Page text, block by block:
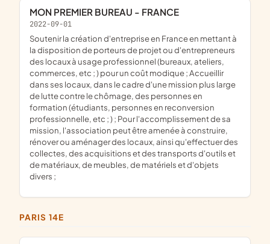
MON PREMIER BUREAU - FRANCE
2022-09-01
soutenir la création d'entreprise en France en mettant à
la disposition de porteurs de projet ou d'entrepreneurs
des locaux à usage professionnel (bureaux, ateliers,
commerces, etc ; ) pour un coût modique ; Accueillir
dans ses locaux, dans le cadre d'une mission plus large
de lutte contre le chômage, des personnes en
formation (étudiants, personnes en reconversion
professionnelle, etc ; ) ; Pour l'accomplissement de sa
mission, l'association peut être amenée à construire,
rénover ou aménager des locaux, ainsi qu'effectuer des
collectes, des acquisitions et des transports d'outils et
de matériaux, de meubles, de matériels et d'objets
divers ;
PARIS 14E